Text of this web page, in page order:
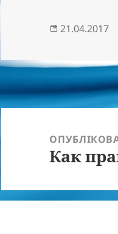
21.04.2017
Навігація
записів
Как